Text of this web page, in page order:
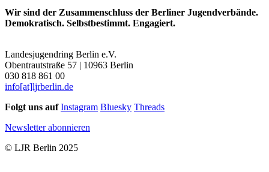
Heft
4:
einen
neuen
Wir sind der Zusammenschluss der Berliner Jugendverbände.
Demokratisch. Selbstbestimmt. Engagiert.
Landesjugendring Berlin e.V.
Obentrautstraße 57 | 10963 Berlin
030 818 861 00
info[at]ljrberlin.de
Folgt uns auf Instagram Bluesky Threads
Newsletter abonnieren
© LJR Berlin 2025